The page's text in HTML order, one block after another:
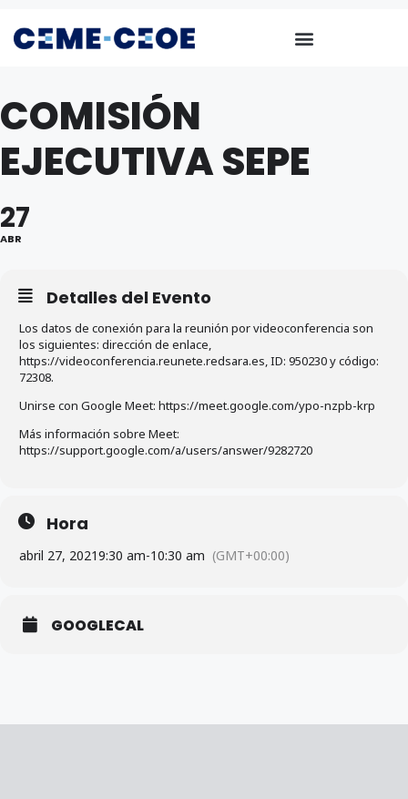
COMISIÓN
EJECUTIVA SEPE
27
ABR
Detalles del Evento
Los datos de conexión para la reunión por videoconferencia son
los siguientes: dirección de enlace,
https://videoconferencia.reunete.redsara.es, ID: 950230 y código:
72308.
Unirse con Google Meet: https://meet.google.com/ypo-nzpb-krp
Más información sobre Meet:
https://support.google.com/a/users/answer/9282720
Hora
abril 27, 20219:30 am-10:30 am (GMT+00:00)
GOOGLECAL